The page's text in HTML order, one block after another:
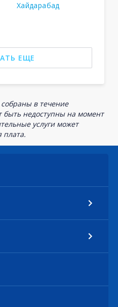
Хайдарабад
ЕЩЕ
в течение
быть недоступны на момент
услуги может
плата.